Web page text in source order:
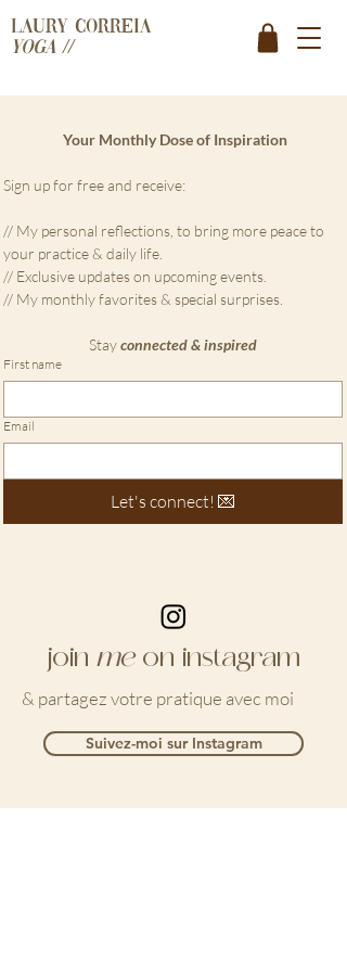
Laury Correia
YOGA //
Your Monthly Dose of Inspiration
Sign up for free and receive:
// My personal reflections, to bring more peace to
// Exclusive updates on upcoming events.
// My monthly favorites & special surprises.
Stay connected & inspired
First name
Email
Let's connect! 💌
join meon instagram
& partagez votre pratique avec moi
Suivez-moi sur Instagram